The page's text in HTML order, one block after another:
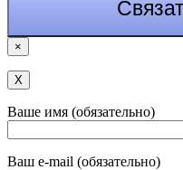
×
Х
Ваше имя (обязательно)
Ваш e-mail (обязательно)